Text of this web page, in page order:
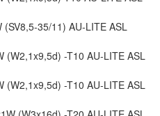
35/11) AU-LITE ASL
(W2,1x9,5d) -T10 AU-LITE ASL
(W2,1x9,5d) -T10 AU-LITE ASL